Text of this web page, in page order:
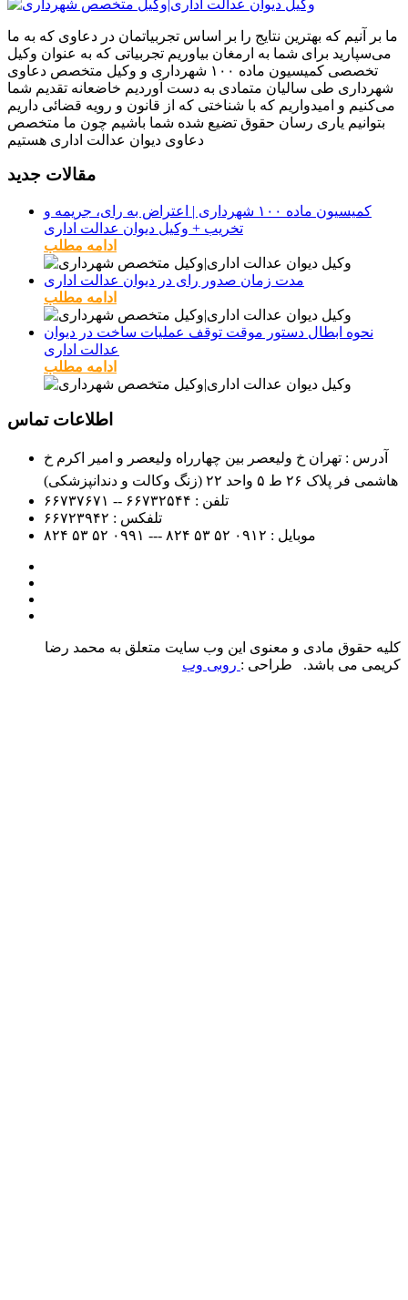
ما بر آنیم که بهترین نتایج را بر اساس تجربیاتمان در دعاوی که به ما
می‌سپارید برای شما به ارمغان بیاوریم تجربیاتی که به عنوان وکیل
تخصصی کمیسیون ماده ۱۰۰ شهرداری و وکیل متخصص دعاوی
شهرداری طی سالیان متمادی به دست آوردیم خاضعانه تقدیم شما
می‌کنیم و امیدواریم که با شناختی که از قانون و رویه قضائی داریم
بتوانیم یاری رسان حقوق تضیع شده شما باشیم چون ما متخصص
دعاوی دیوان عدالت اداری هستیم
مقالات جدید
کمیسیون ماده ۱۰۰ شهرداری | اعتراض به رای، جریمه و
تخریب + وکیل دیوان عدالت اداری
ادامه مطلب
مدت زمان صدور رای در دیوان عدالت اداری
ادامه مطلب
نحوه ابطال دستور موقت توقف عملیات ساخت در دیوان
عدالت اداری
ادامه مطلب
اطلاعات تماس
آدرس : تهران خ ولیعصر بین چهارراه ولیعصر و امیر اکرم خ
هاشمی فر پلاک ۲۶ ط ۵ واحد ۲۲ (زنگ وکالت و دندانپزشکی)
تلفن : ۶۶۷۳۲۵۴۴ -- ۶۶۷۳۷۶۷۱
تلفکس : ۶۶۷۲۳۹۴۲
موبایل : ۰۹۱۲ ۵۲ ۵۳ ۸۲۴ --- ۰۹۹۱ ۵۲ ۵۳ ۸۲۴
کلیه حقوق مادی و معنوی این وب سایت متعلق به محمد رضا
کریمی می باشد. طراحی : روبی وب